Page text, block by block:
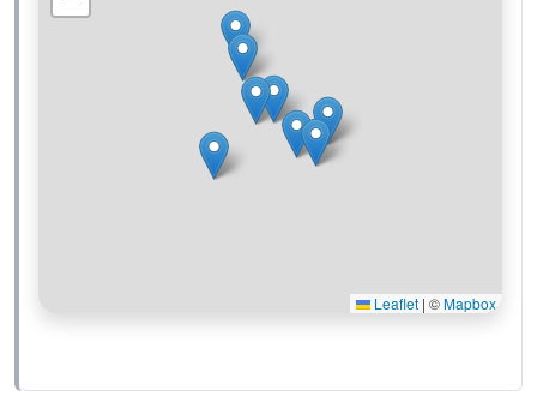
Leaflet | ©Mapbox